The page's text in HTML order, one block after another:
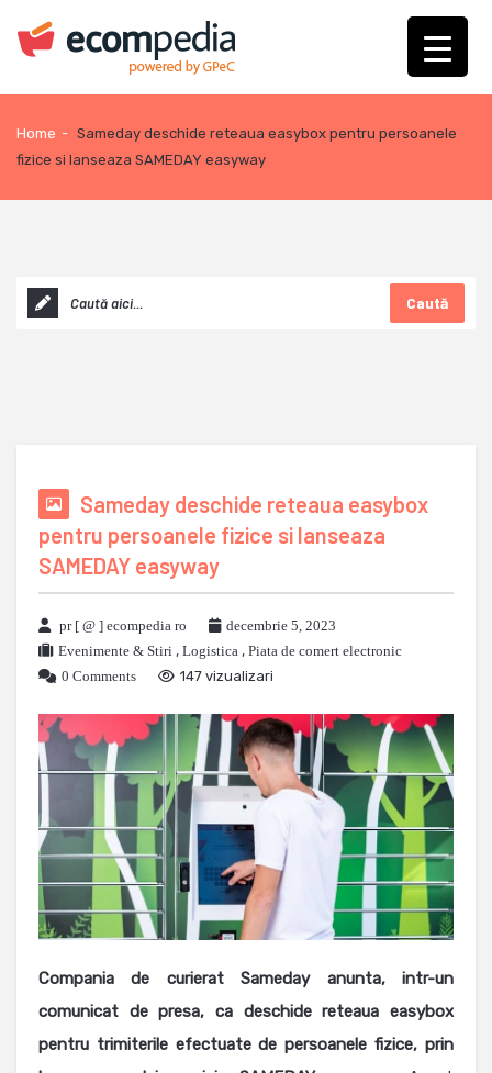
Home - Sameday deschide reteaua easybox pentru persoanele
fizice si lanseaza SAMEDAY easyway
Caută
Sameday deschide reteaua easybox
pentru persoanele fizice si lanseaza
SAMEDAY easyway
pr [ @ ] ecompedia ro
decembrie 5, 2023
Evenimente & Stiri , Logistica , Piata de comert electronic
0 Comments
147 vizualizari
Compania de curierat Sameday anunta, intr-un
comunicat de presa, ca deschide reteaua easybox
pentru trimiterile efectuate de persoanele fizice, prin